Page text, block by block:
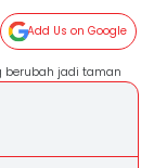
Add Us on Google
berubah jadi taman